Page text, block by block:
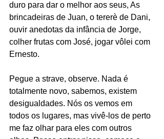
duro para dar o melhor aos seus, As
brincadeiras de Juan, o tererè de Dani,
ouvir anedotas da infância de Jorge,
colher frutas com José, jogar vôlei com
Ernesto.
Pegue a strave, observe. Nada é
totalmente novo, sabemos, existem
desigualdades. Nós os vemos em
todos os lugares, mas vivê-los de perto
me faz olhar para eles com outros